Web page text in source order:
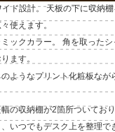
ド設計。 天板の下に収納
使えます。
ックカラー。 角を取った
ます。
ようなプリント化粧板なが
の収納棚が2箇所ついてお
いつでもデスク上を整理で